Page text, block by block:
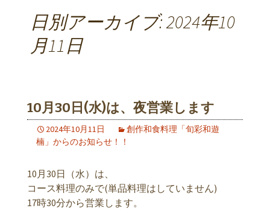
日別アーカイブ: 2024年10
月11日
10月30日(水)は、夜営業します
2024年10月11日
創作和食料理「旬彩和遊
楠」からのお知らせ！！
10月30日（水）は、
コース料理のみで(単品料理はしていません)
17時30分から営業します。